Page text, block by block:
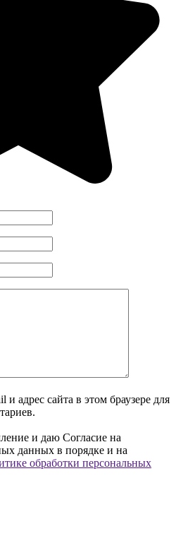
адрес сайта в этом браузере для
и даю Согласие на
данных в порядке и на
обработки персональных